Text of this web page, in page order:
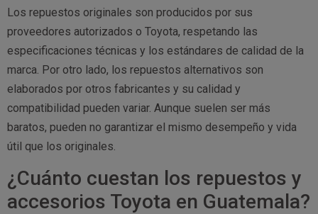
Los repuestos originales son producidos por sus
proveedores autorizados o Toyota, respetando las
especificaciones técnicas y los estándares de calidad de la
marca. Por otro lado, los repuestos alternativos son
elaborados por otros fabricantes y su calidad y
compatibilidad pueden variar. Aunque suelen ser más
baratos, pueden no garantizar el mismo desempeño y vida
útil que los originales.
¿Cuánto cuestan los repuestos y
accesorios Toyota en Guatemala?